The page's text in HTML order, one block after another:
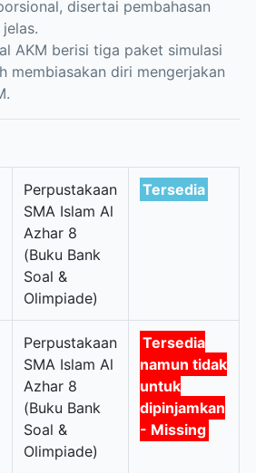
disertai pembahasan
AKM berisi tiga paket simulasi
membiasakan diri mengerjakan
Perpustakaan
SMA Islam Al
Azhar 8
(Buku Bank
Soal &
Olimpiade)
Tersedia
Perpustakaan
SMA Islam Al
Azhar 8
(Buku Bank
Soal &
Olimpiade)
Tersedia
namun tidak
untuk
dipinjamkan
- Missing